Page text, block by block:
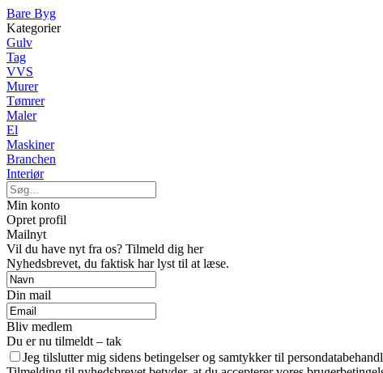
Bare Byg
Kategorier
Gulv
Tag
VVS
Murer
Tømrer
Maler
El
Maskiner
Branchen
Interiør
Min konto
Opret profil
Mailnyt
Vil du have nyt fra os? Tilmeld dig her
Nyhedsbrevet, du faktisk har lyst til at læse.
Din mail
Bliv medlem
Du er nu tilmeldt – tak
Jeg tilslutter mig sidens betingelser og samtykker til